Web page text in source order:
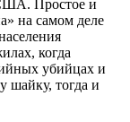
Простое и
на самом деле
когда
убийцах и
шайку, тогда и